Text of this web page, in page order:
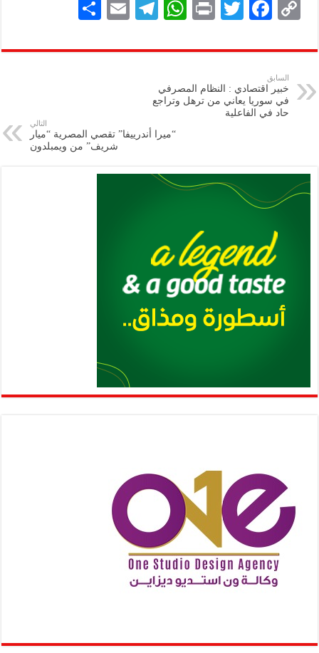
C
p
y
Li
n
F
eb
k
T
tt
P
nt
W
at
A
p
p
Te
gr
E
ai
ar
السابق
خبير اقتصادي : النظام المصرفي
في سوريا يعاني من ترهل وتراجع
حاد في الفاعلية
التالي
“ميرا أندرييفا” تقصي المصرية “ميار
شريف” من ويمبلدون